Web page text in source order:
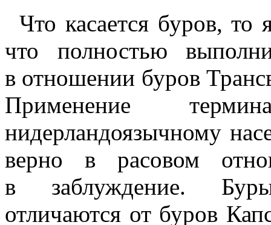
Что касается буров, то
что полностью
в отношении буров
Применение
нидерландоязычному
верно в расовом
в заблуждение.
отличаются от буров